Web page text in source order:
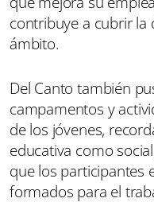
contribuye a cubrir la
ámbito.
Del Canto también
campamentos y
de los jóvenes,
educativa como
que los participantes
formados para el